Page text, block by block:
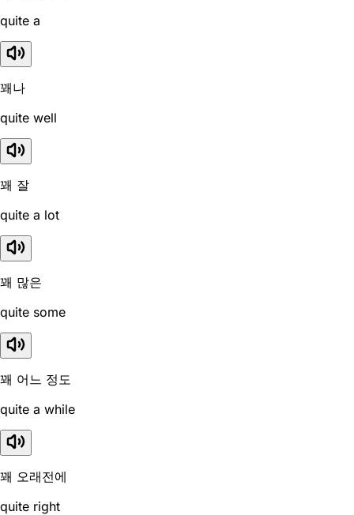
quite a
꽤나
quite well
꽤 잘
quite a lot
꽤 많은
quite some
꽤 어느 정도
quite a while
꽤 오래전에
quite right